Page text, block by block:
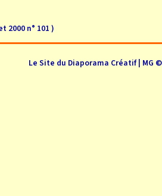
2000 n° 101 )
Le Site du Diaporama Créatif | MG